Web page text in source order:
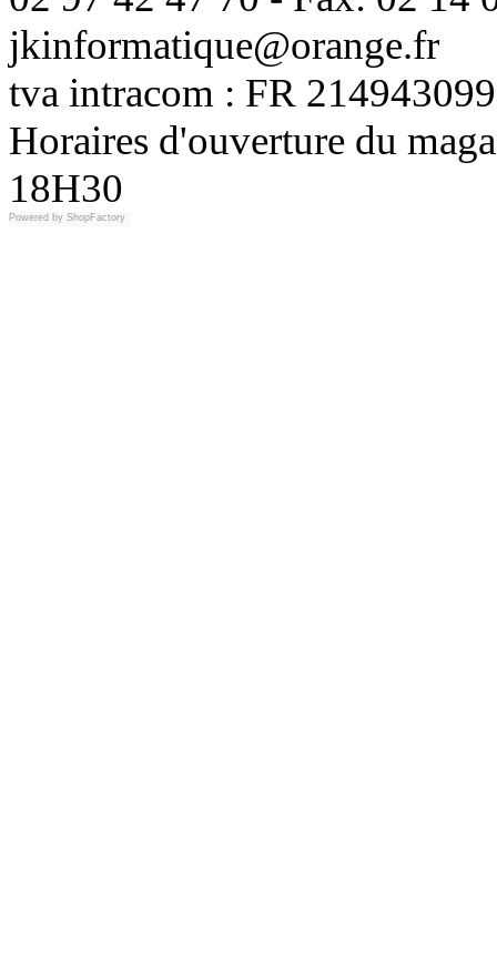
jkinformatique@orange.fr
tva intracom : FR
Horaires d'ouverture du
18H30
Powered by ShopFactory